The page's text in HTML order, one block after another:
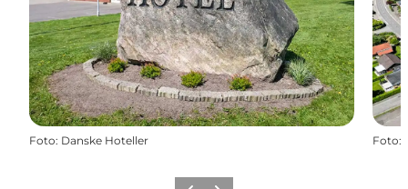
Foto: Danske Hoteller Foto: